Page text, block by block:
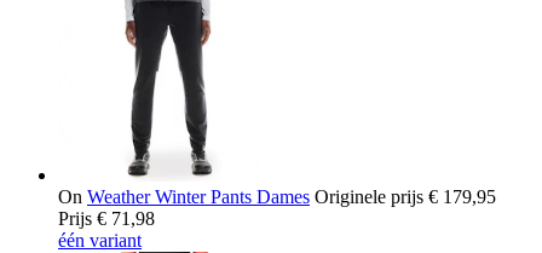
On Weather Winter Pants Dames Originele prijs € 179,95
Prijs € 71,98
één variant